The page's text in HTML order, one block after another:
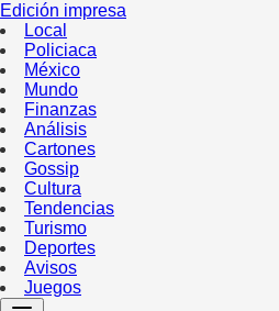
Edición impresa
Local
Policiaca
México
Mundo
Finanzas
Análisis
Cartones
Gossip
Cultura
Tendencias
Turismo
Deportes
Avisos
Juegos